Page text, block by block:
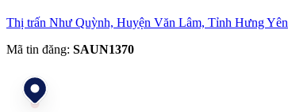
Thị trấn Như Quỳnh, Huyện Văn Lâm, Tỉnh Hưng Yên
Mã tin đăng: SAUN1370